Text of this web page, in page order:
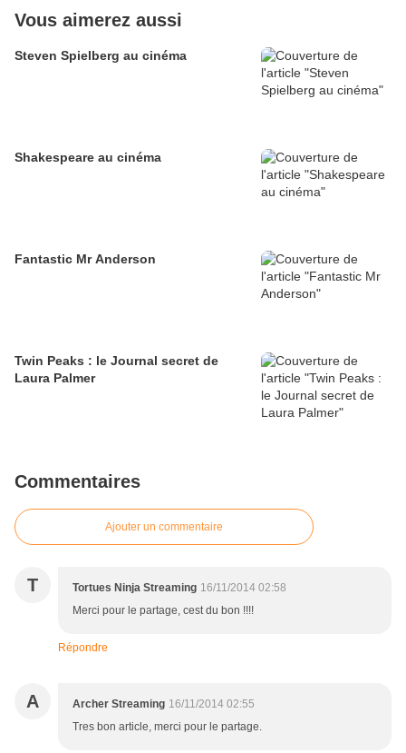
Vous aimerez aussi
Steven Spielberg au cinéma
Shakespeare au cinéma
Fantastic Mr Anderson
Twin Peaks : le Journal secret de
Laura Palmer
Commentaires
Ajouter un commentaire
T Tortues Ninja Streaming 16/11/2014 02:58
Merci pour le partage, cest du bon !!!!
Répondre
A Archer Streaming 16/11/2014 02:55
Tres bon article, merci pour le partage.